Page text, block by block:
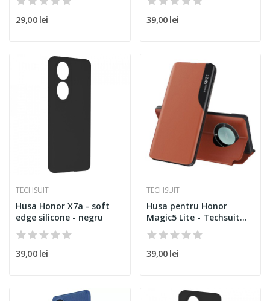
29,00 lei 39,00 lei
TECHSUIT
Husa Honor X7a - soft
edge silicone - negru
39,00 lei
TECHSUIT
Husa pentru Honor
Magic5 Lite - Techsuit
eFold...
39,00 lei